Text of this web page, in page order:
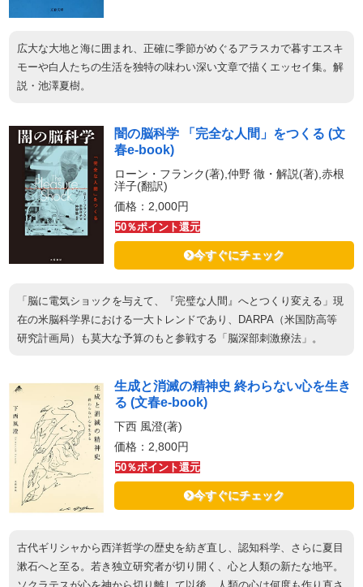
広大な大地と海に囲まれ、正確に季節がめぐるアラスカで暮すエスキ
モーや白人たちの生活を独特の味わい深い文章で描くエッセイ集。解
説・池澤夏樹。
闇の脳科学 「完全な人間」をつくる (文
春e-book)
ローン・フランク(著),仲野 徹・解説(著),赤根
洋子(翻訳)
価格：2,000円
50％ポイント還元
今すぐにチェック
「脳に電気ショックを与えて、『完璧な人間』へとつくり変える」現
在の米脳科学界における一大トレンドであり、DARPA（米国防高等
研究計画局）も莫大な予算のもと参戦する「脳深部刺激療法」。
生成と消滅の精神史 終わらない心を生き
る (文春e-book)
下西 風澄(著)
価格：2,800円
50％ポイント還元
今すぐにチェック
古代ギリシャから西洋哲学の歴史を紡ぎ直し、認知科学、さらに夏目
漱石へと至る。若き独立研究者が切り開く、心と人類の新たな地平。